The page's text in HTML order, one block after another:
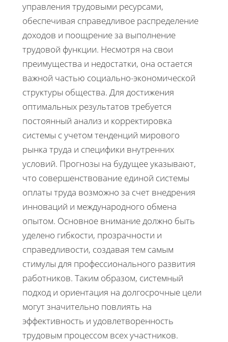
управления трудовыми ресурсами,
обеспечивая справедливое распределение
доходов и поощрение за выполнение
трудовой функции. Несмотря на свои
преимущества и недостатки, она остается
важной частью социально-экономической
структуры общества. Для достижения
оптимальных результатов требуется
постоянный анализ и корректировка
системы с учетом тенденций мирового
рынка труда и специфики внутренних
условий. Прогнозы на будущее указывают,
что совершенствование единой системы
оплаты труда возможно за счет внедрения
инноваций и международного обмена
опытом. Основное внимание должно быть
уделено гибкости, прозрачности и
справедливости, создавая тем самым
стимулы для профессионального развития
работников. Таким образом, системный
подход и ориентация на долгосрочные цели
могут значительно повлиять на
эффективность и удовлетворенность
трудовым процессом всех участников.